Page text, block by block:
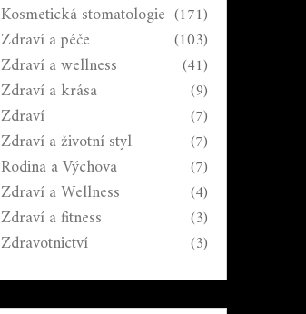
Kosmetická stomatologie (171)
Zdraví a péče (103)
Zdraví a wellness (41)
Zdraví a krása (9)
Zdraví (7)
Zdraví a životní styl (7)
Rodina a Výchova (7)
Zdraví a Wellness (4)
Zdraví a fitness (3)
Zdravotnictví (3)